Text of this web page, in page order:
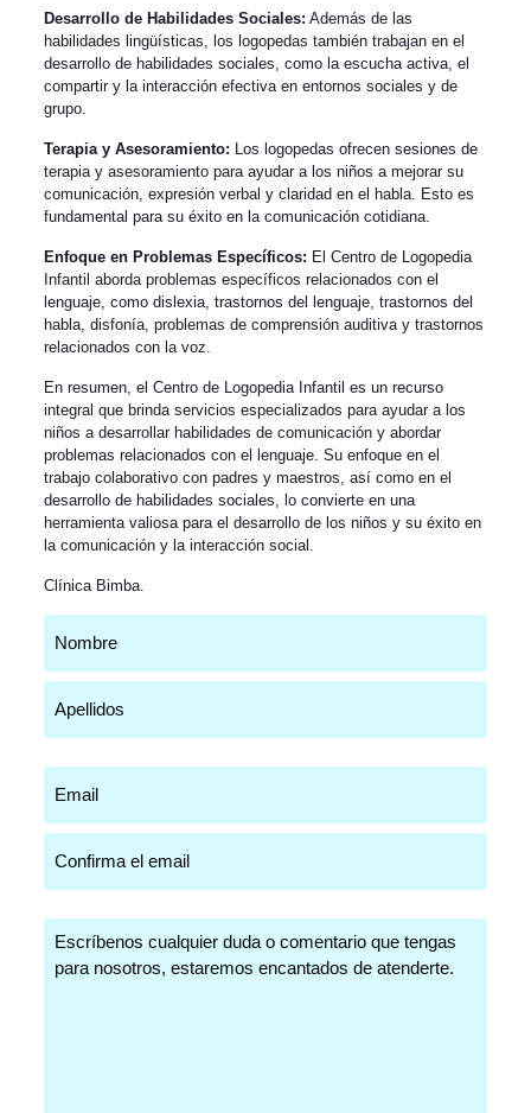
Desarrollo de Habilidades Sociales: Además de las
habilidades lingüísticas, los logopedas también trabajan en el
desarrollo de habilidades sociales, como la escucha activa, el
compartir y la interacción efectiva en entornos sociales y de
grupo.
Terapia y Asesoramiento: Los logopedas ofrecen sesiones de
terapia y asesoramiento para ayudar a los niños a mejorar su
comunicación, expresión verbal y claridad en el habla. Esto es
fundamental para su éxito en la comunicación cotidiana.
Enfoque en Problemas Específicos: El Centro de Logopedia
Infantil aborda problemas específicos relacionados con el
lenguaje, como dislexia, trastornos del lenguaje, trastornos del
habla, disfonía, problemas de comprensión auditiva y trastornos
relacionados con la voz.
En resumen, el Centro de Logopedia Infantil es un recurso
integral que brinda servicios especializados para ayudar a los
niños a desarrollar habilidades de comunicación y abordar
problemas relacionados con el lenguaje. Su enfoque en el
trabajo colaborativo con padres y maestros, así como en el
desarrollo de habilidades sociales, lo convierte en una
herramienta valiosa para el desarrollo de los niños y su éxito en
la comunicación y la interacción social.
Clínica Bimba.
(Obligatorio)
(Obligatorio)
(Obligatorio)